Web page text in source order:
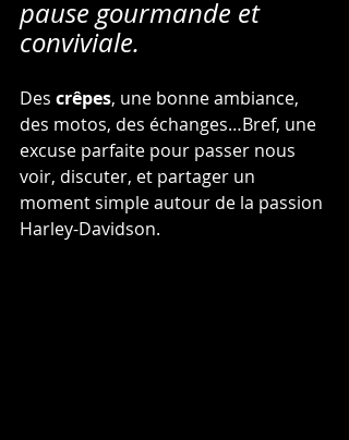
pause gourmande et
conviviale.
Des crêpes, une bonne ambiance,
des motos, des échanges…Bref, une
excuse parfaite pour passer nous
voir, discuter, et partager un
moment simple autour de la passion
Harley-Davidson.